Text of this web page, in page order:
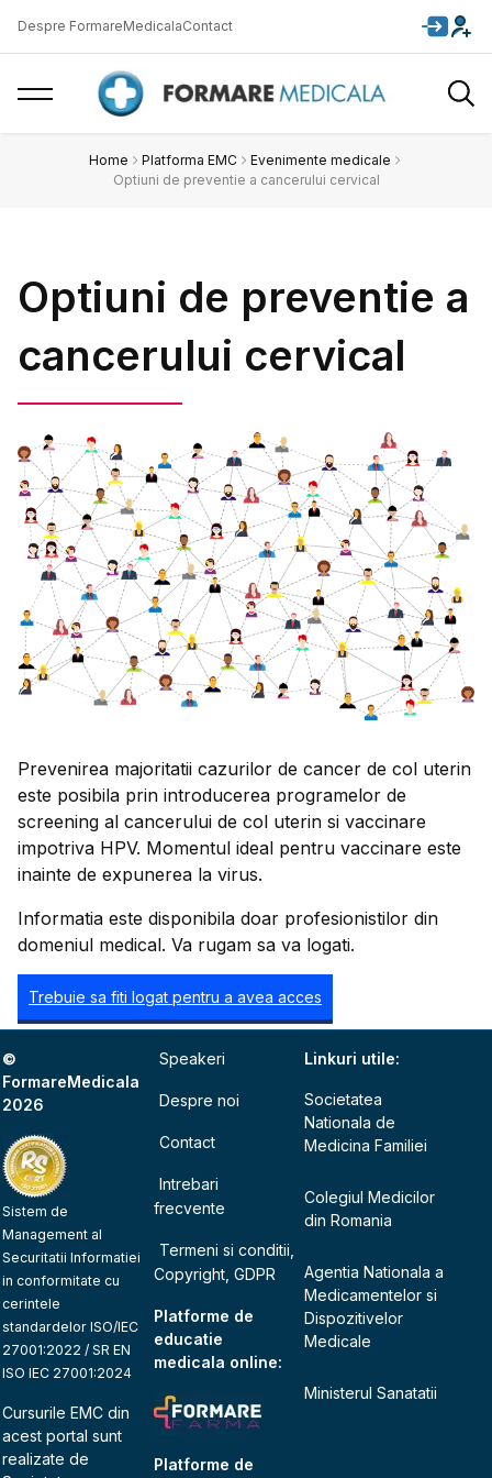
Despre FormareMedicalaContact
Home Platforma EMC
Evenimente medicale
Optiuni de preventie a cancerului cervical
Optiuni de preventie a
cancerului cervical
Prevenirea majoritatii cazurilor de cancer de col uterin
este posibila prin introducerea programelor de
screening al cancerului de col uterin si vaccinare
impotriva HPV. Momentul ideal pentru vaccinare este
inainte de expunerea la virus.
Informatia este disponibila doar profesionistilor din
domeniul medical. Va rugam sa va logati.
Trebuie sa fiti logat pentru a avea acces
©
FormareMedicala
2026
Sistem de
Management al
Securitatii Informatiei
in conformitate cu
cerintele
standardelor ISO/IEC
27001:2022 / SR EN
ISO IEC 27001:2024
Cursurile EMC din
acest portal sunt
realizate de
Speakeri
Despre noi
Contact
Intrebari
frecvente
Termeni si conditii,
Copyright, GDPR
Platforme de
educatie
medicala online:
Platforme de
Linkuri utile:
Societatea
Nationala de
Medicina Familiei
Colegiul Medicilor
din Romania
Agentia Nationala a
Medicamentelor si
Dispozitivelor
Medicale
Ministerul Sanatatii